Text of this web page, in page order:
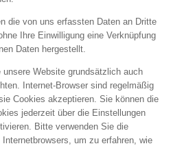
die von uns erfassten Daten an Dritte
Ihre Einwilligung eine Verknüpfung
Daten hergestellt.
unsere Website grundsätzlich auch
Internet-Browser sind regelmäßig
Cookies akzeptieren. Sie können die
jederzeit über die Einstellungen
Bitte verwenden Sie die
um zu erfahren, wie